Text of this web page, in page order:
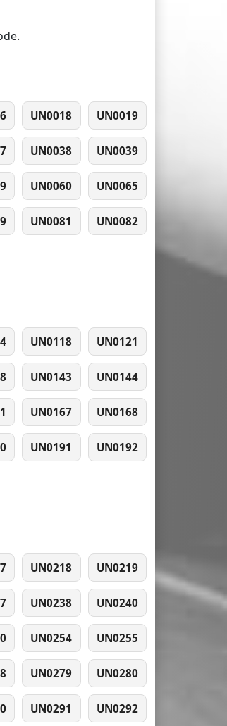
UN0018 UN0019
UN0038 UN0039
UN0060 UN0065
UN0081 UN0082
UN0118 UN0121
UN0143 UN0144
UN0167 UN0168
UN0191 UN0192
UN0218 UN0219
UN0238 UN0240
UN0254 UN0255
UN0279 UN0280
UN0291 UN0292